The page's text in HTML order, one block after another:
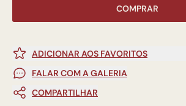
COMPRAR
ADICIONAR AOS FAVORITOS
FALAR COM A GALERIA
COMPARTILHAR